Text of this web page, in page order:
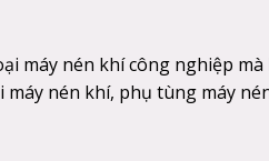
máy nén khí công nghiệp
máy nén khí, phụ tùng máy